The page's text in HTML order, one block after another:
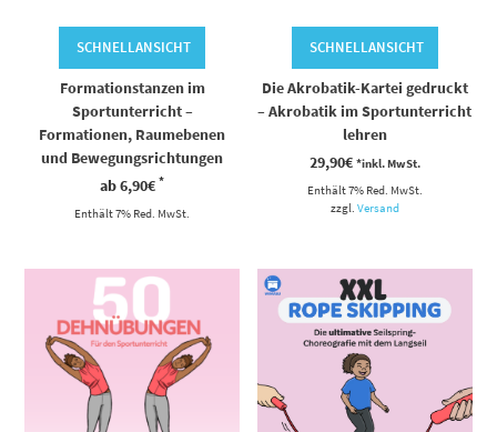
SCHNELLANSICHT
Formationstanzen im
Sportunterricht –
Formationen, Raumebenen
und Bewegungsrichtungen
ab6,90€ *
Enthält 7% Red. MwSt.
SCHNELLANSICHT
Die Akrobatik-Kartei gedruckt
– Akrobatik im Sportunterricht
lehren
29,90€ *inkl. MwSt.
Enthält 7% Red. MwSt.
zzgl. Versand
Dieses Produkt weist mehrere Varianten auf. Die Optionen können auf der Produktseite gewählt werden Dieses Produkt weist mehrere Varianten auf. Die Optionen können auf der Produktseite gewählt werden